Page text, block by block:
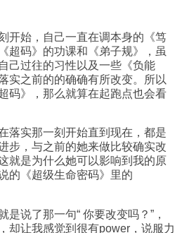
开始，自己一直在调本身的《笃
超码》的功课和《弟子规》，虽
己过往的习性以及一些《负能
实之前的的确确有所改变。所以
码》，那么就算在起跑点也会看
落实那一刻开始直到现在，都是
步，与之前的她来做比较确实改
就是为什么她可以影响到我的原
的《超级生命密码》里的
是说了那一句“ 你要改变吗？”，
却让我感觉到很有power，说服力